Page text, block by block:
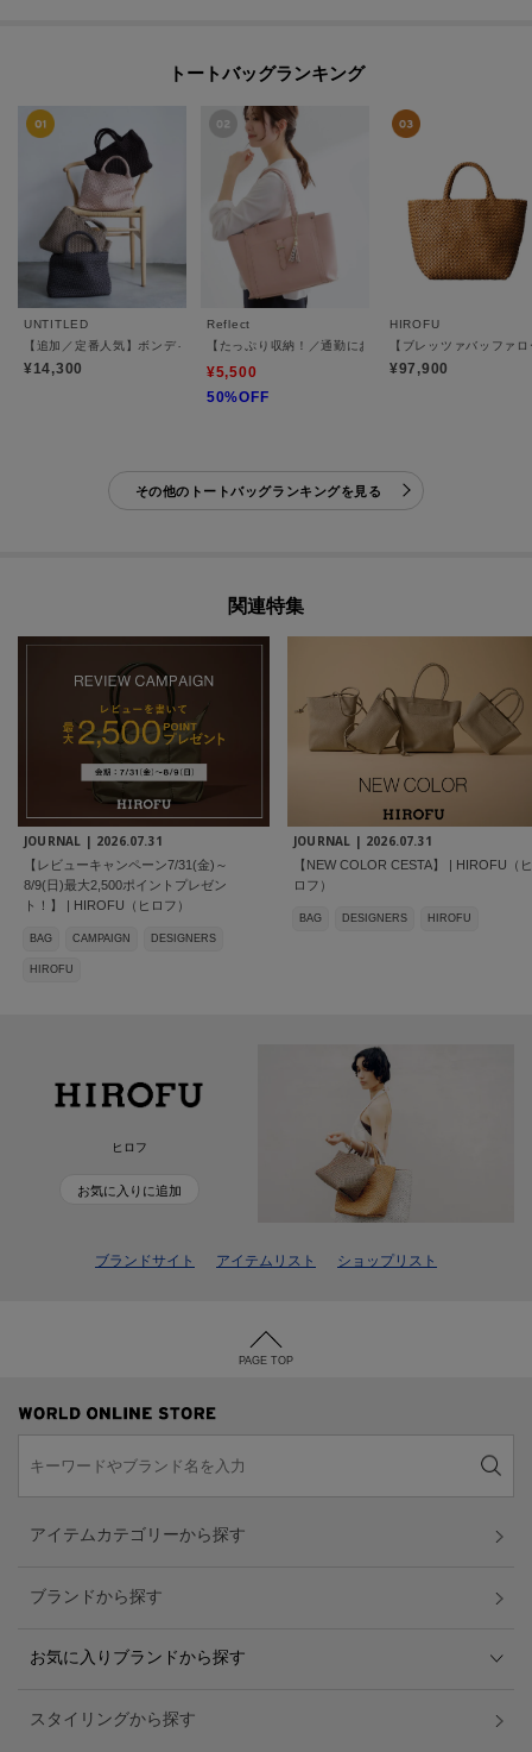
トートバッグランキング
UNTITLED
【追加／定番人気】ボンディングメッシュトート
¥14,300
Reflect
【たっぷり収納！／通勤におすすめ】’26春夏毎日バッグ
¥5,500
50%OFF
HIROFU
【ブレッツァバッファ
¥97,900
その他のトートバッグランキングを見る
関連特集
JOURNAL | 2026.07.31
【レビューキャンペーン7/31(金)～
8/9(日)最大2,500ポイントプレゼン
ト！】 | HIROFU（ヒロフ）
BAG CAMPAIGN DESIGNERS
HIROFU
JOURNAL | 2026.07.31
【NEW COLOR CESTA】 | HIROFU（ヒ
ロフ）
BAG DESIGNERS HIROFU
ヒロフ
お気に入りに追加
ブランドサイト アイテムリスト ショップリスト
PAGE TOP
アイテムカテゴリーから探す
ブランドから探す
お気に入りブランドから探す
スタイリングから探す